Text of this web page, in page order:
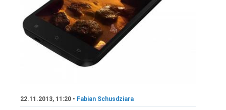
22.11.2013, 11:20 • Fabian Schusdziara